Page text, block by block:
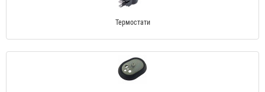
Термостати